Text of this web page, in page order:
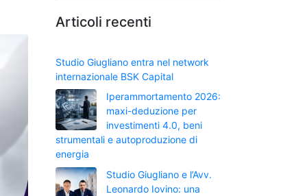
Articoli recenti
Studio Giugliano entra nel network
internazionale BSK Capital
Iperammortamento 2026:
maxi-deduzione per
investimenti 4.0, beni
strumentali e autoproduzione di
energia
Studio Giugliano e l’Avv.
Leonardo Iovino: una